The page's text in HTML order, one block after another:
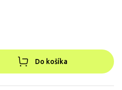
Do košíka